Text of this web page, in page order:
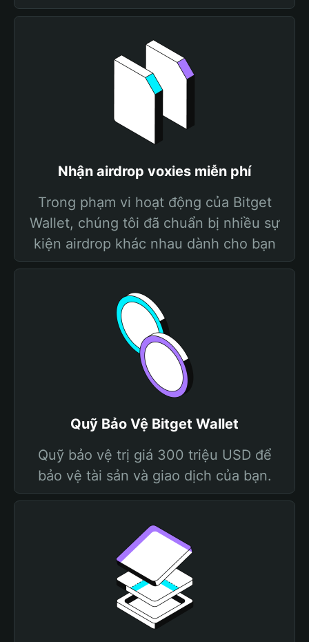
Nhận airdrop voxies miễn phí
Trong phạm vi hoạt động của Bitget
Wallet, chúng tôi đã chuẩn bị nhiều sự
kiện airdrop khác nhau dành cho bạn
Quỹ Bảo Vệ Bitget Wallet
Quỹ bảo vệ trị giá 300 triệu USD để
bảo vệ tài sản và giao dịch của bạn.